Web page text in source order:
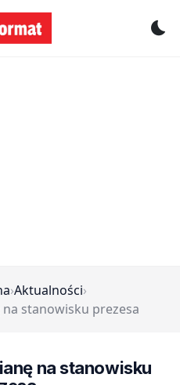
›Aktualności›
na stanowisku prezesa
na stanowisku